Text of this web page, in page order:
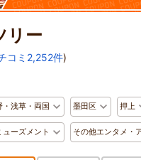
リー
コミ2,252件)
・浅草・両国 墨田区 押上
ーズメント その他エンタメ・